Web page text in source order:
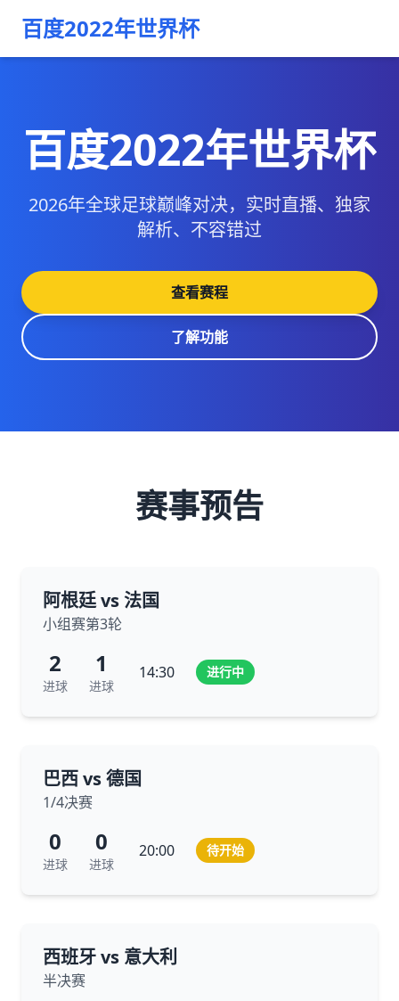
百度2022年世界杯
百度2022年世界杯
2026年全球足球巅峰对决，实时直播、独家
解析、不容错过
查看赛程
了解功能
赛事预告
阿根廷 vs 法国
小组赛第3轮
2
进球
1
进球
14:30 进行中
巴西 vs 德国
1/4决赛
0
进球
0
进球
20:00 待开始
西班牙 vs 意大利
半决赛